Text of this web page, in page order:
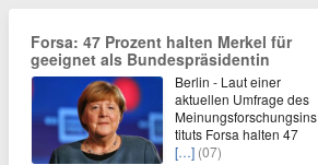
Forsa: 47 Prozent halten Merkel für
geeignet als Bundespräsidentin
Berlin - Laut einer
aktuellen Umfrage des
Meinungsforschungsins
tituts Forsa halten 47
[…] (07)